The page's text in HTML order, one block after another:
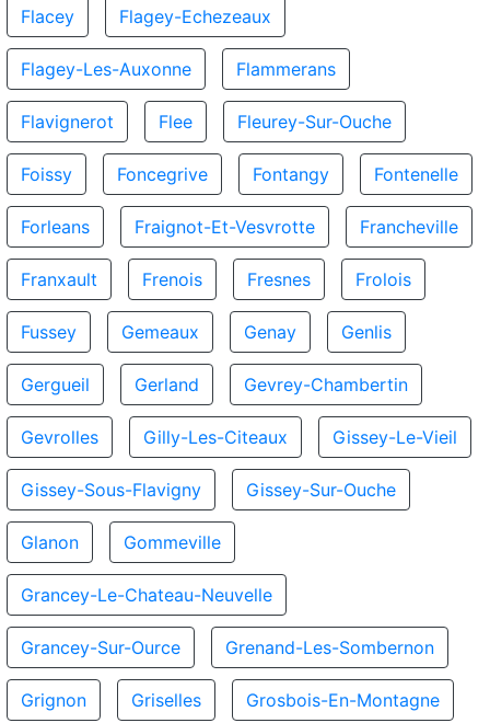
Flacey Flagey-Echezeaux
Flagey-Les-Auxonne Flammerans
Flavignerot Flee Fleurey-Sur-Ouche
Foissy Foncegrive Fontangy Fontenelle
Forleans Fraignot-Et-Vesvrotte Francheville
Franxault Frenois Fresnes Frolois
Fussey Gemeaux Genay Genlis
Gergueil Gerland Gevrey-Chambertin
Gevrolles Gilly-Les-Citeaux Gissey-Le-Vieil
Gissey-Sous-Flavigny Gissey-Sur-Ouche
Glanon Gommeville
Grancey-Le-Chateau-Neuvelle
Grancey-Sur-Ource Grenand-Les-Sombernon
Grignon Griselles Grosbois-En-Montagne